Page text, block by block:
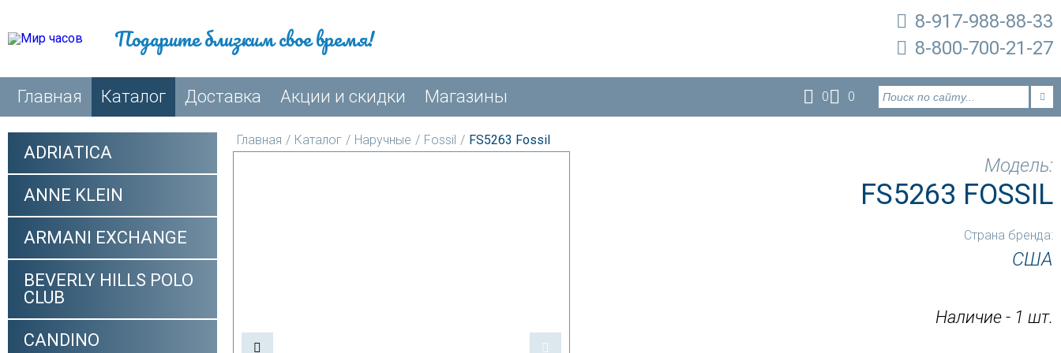
Подарите близким свое время!
8-917-988-88-33
8-800-700-21-27
Главная Каталог Доставка Акции и скидки Магазины 0 0
ADRIATICA
ANNE KLEIN
ARMANI EXCHANGE
BEVERLY HILLS POLO
CLUB
CANDINO
Главная / Каталог / Наручные / Fossil / FS5263 Fossil
Модель:
FS5263 FOSSIL
Страна бренда:
США
Наличие - 1 шт.